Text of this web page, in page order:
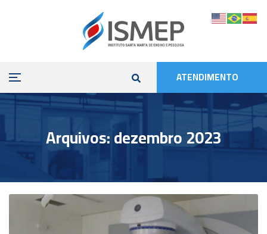
ATENDIMENTO
Arquivos: dezembro 2023